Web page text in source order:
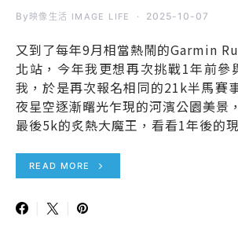
By 映像生活 IMAGE LIFE 2025-10-07
又到了每年9月相當熱鬧的Garmin
北站，今年我更想再次挑戰1年前參
我，於是再次報名相同的21k半馬賽
夜星空逐漸曙光乍現的河濱公園美景
最後5k的炙熱大魔王，看看1年後的
READ MORE